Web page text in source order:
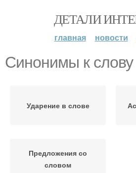
ДЕТАЛИ
главная новости
Синонимы к слову
Ударение в слове
Предложения со
словом